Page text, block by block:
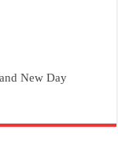
New Day